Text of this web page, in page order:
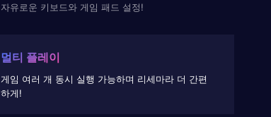
자유로운 키보드와 게임 패드 설정!
멀티 플레이
게임 여러 개 동시 실행 가능하며 리세마라 더 간편
하게!